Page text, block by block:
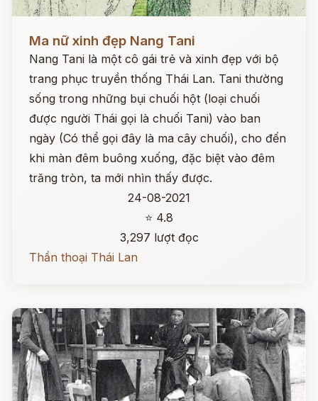
Ma nữ xinh đẹp Nang Tani
Nang Tani là một cô gái trẻ và xinh đẹp với bộ
trang phục truyền thống Thái Lan. Tani thường
sống trong những bụi chuối hột (loại chuối
được người Thái gọi là chuối Tani) vào ban
ngày (Có thể gọi đây là ma cây chuối), cho đến
khi màn đêm buông xuống, đặc biệt vào đêm
trăng tròn, ta mới nhìn thấy được.
24-08-2021
⭐ 4.8
3,297 lượt đọc
Thần thoại Thái Lan